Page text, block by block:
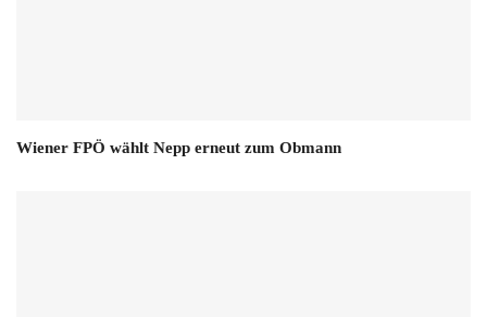
Wiener FPÖ wählt Nepp erneut zum Obmann